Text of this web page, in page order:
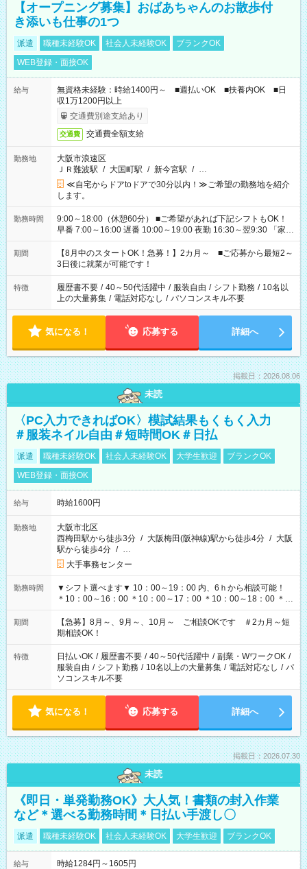
【オープニング募集】おばあちゃんのお散歩付
き添いも仕事の1つ
派遣 職種未経験OK 社会人未経験OK
ブランクOK
WEB登録・面接OK
給与
無資格未経験：時給1400円～ ■週払いOK ■扶養内OK ■日
収1万1200円以上
交通費別途支給あり
交通費 交通費全額支給
勤務地
大阪市浪速区
ＪＲ難波駅 / 大国町駅 / 新今宮駅 / …
≪自宅からドアtoドアで30分以内！≫ご希望の勤務地を紹介
します。
勤務時間
9:00～18:00（休憩60分） ■ご希望があれば下記シフトもOK！
早番 7:00～16:00 遅番 10:00～19:00 夜勤 16:30～翌9:30 「家族
と休みを合わせたい」 「余裕を持って夕飯の準備がしたい」
「できれば残業はしたくない」 など、ご希望を教えてください
ね。 ※Wワーク希望の方へ 今ご覧のお仕事で希望する勤務時間
と、もう1つのお仕事の勤務時間。 合計で週40時間を超える場
合は応募できません。
期間
【8月中のスタートOK！急募！】2カ月～ ■ご応募から最短2～
3日後に就業が可能です！
特徴 履歴書不要 / 40～50代活躍中 / 服装自由 / シフト勤務 / 10名以
上の大量募集 / 電話対応なし / パソコンスキル不要
気になる！ 応募する 詳細へ
掲載日：2026.08.06
未読
〈PC入力できればOK〉模試結果もくもく入力
＃服装ネイル自由＃短時間OK＃日払
派遣 職種未経験OK 社会人未経験OK 大学生歓迎
ブランクOK
WEB登録・面接OK
給与 時給1600円
勤務地
大阪市北区
西梅田駅から徒歩3分 / 大阪梅田(阪神線)駅から徒歩4分 / 大阪
駅から徒歩4分 / …
大手事務センター
勤務時間
▼シフト選べます▼ 10：00～19：00 内、6ｈから相談可能！
＊10：00～16：00 ＊10：00～17：00 ＊10：00～18：00 ＊
11：00～19：00 ＊12：00～19：00 ＊13：00～19：00
期間
【急募】8月～、9月～、10月～ ご相談OKです ＃2カ月～短
期相談OK！
特徴 日払いOK / 履歴書不要 / 40～50代活躍中 / 副業・WワークOK /
服装自由 / シフト勤務 / 10名以上の大量募集 / 電話対応なし / パ
ソコンスキル不要
気になる！ 応募する 詳細へ
掲載日：2026.07.30
未読
《即日・単発勤務OK》大人気！書類の封入作業
など＊選べる勤務時間＊日払い手渡し〇
派遣 職種未経験OK 社会人未経験OK 大学生歓迎 ブランクOK
給与
時給1284円～1605円